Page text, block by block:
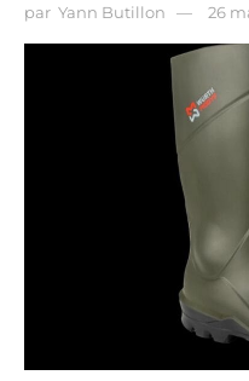
par Yann Butillon 26